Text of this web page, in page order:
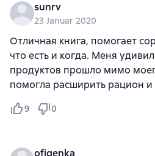
sunrv
23 Januar 2020
Отличная книга, помогает
что есть и когда. Меня
продуктов прошло мимо
помогла расширить рацион и
9 0
ofigenka